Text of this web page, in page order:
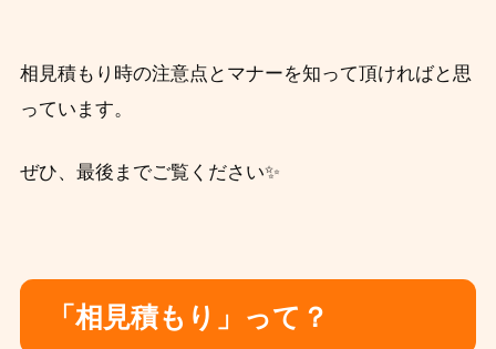
相見積もり時の注意点とマナーを知って頂ければと思
っています。
ぜひ、最後までご覧ください✨
「相見積もり」って？